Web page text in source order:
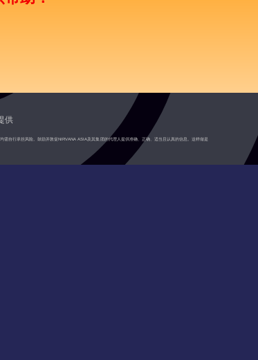
供
自行承担风险。鼓励并敦促NIRVANA ASIA及其集团的代理人提供准确、正确、适当且认真的信息。这样做是